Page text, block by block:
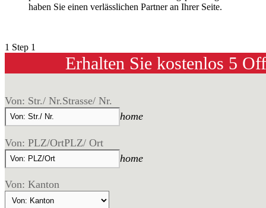
haben Sie einen verlässlichen Partner an Ihrer Seite.
1 Step 1
Erhalten Sie kostenlos 5
Von: Str./ Nr.Strasse/ Nr.
home
Von: PLZ/OrtPLZ/ Ort
home
Von: Kanton